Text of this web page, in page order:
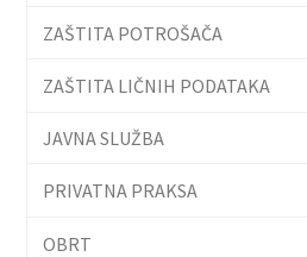
ZAŠTITA POTROŠAČA
ZAŠTITA LIČNIH PODATAKA
JAVNA SLUŽBA
PRIVATNA PRAKSA
OBRT